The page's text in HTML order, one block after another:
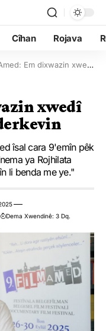
Cîhan Rojava
Em dixwazin xwedî li hiş û bîra vê xakê derkevin
xwedî
îsal cara 9'emîn pêk
ya Rojhilata
li benda me ye."
Dema Xwendinê: 3 Dq.